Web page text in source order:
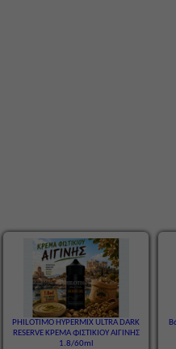
PHILOTIMO HYPERMIX ULTRA DARK
RESERVE ΚΡΕΜΑ ΦΙΣΤΙΚΙΟΥ ΑΙΓΙΝΗΣ
1.8/60ml